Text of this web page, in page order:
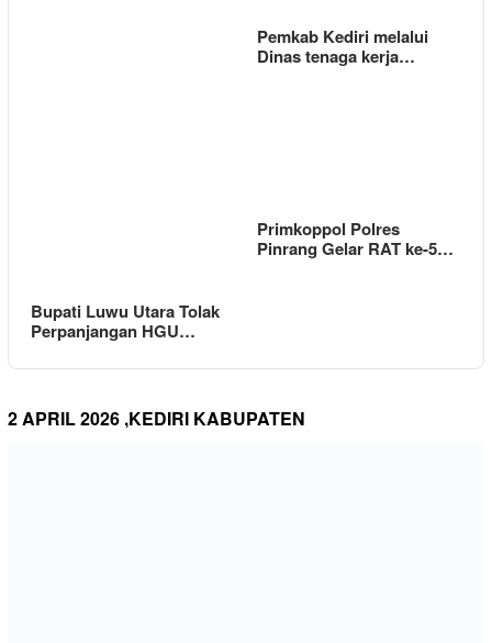
Pemkab Kediri melalui
Dinas tenaga kerja…
Bupati Luwu Utara Tolak
Perpanjangan HGU…
Primkoppol Polres
Pinrang Gelar RAT ke-5…
2 APRIL 2026 ,KEDIRI KABUPATEN